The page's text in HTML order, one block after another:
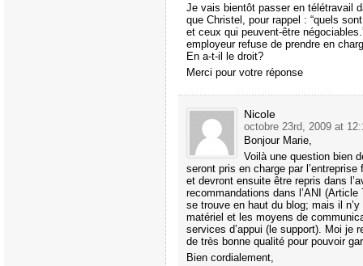
Je vais bientôt passer en télétravail
que Christel, pour rappel : “quels
et ceux qui peuvent-être
employeur refuse de prendre en
En a-t-il le droit?
Merci pour votre réponse
Nicole
octobre 23rd, 2009 at
Bonjour Marie,
Voilà une question bien
seront pris en charge par l’entreprise
et devront ensuite être repris dans
recommandations dans l’ANI
se trouve en haut du blog; mais il
matériel et les moyens de
services d’appui (le support). Moi je
de très bonne qualité pour pouvoir
Bien cordialement,